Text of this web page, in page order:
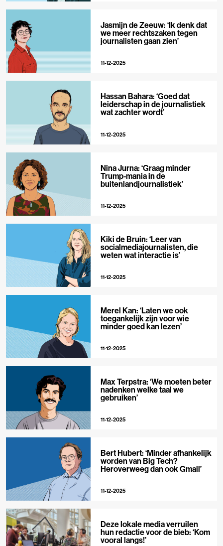
Jasmijn de Zeeuw: ‘Ik denk dat
we meer rechtszaken tegen
journalisten gaan zien’
11-12-2025
Hassan Bahara: ‘Goed dat
leiderschap in de journalistiek
wat zachter wordt’
11-12-2025
Nina Jurna: ‘Graag minder
Trump-mania in de
buitenlandjournalistiek’
11-12-2025
Kiki de Bruin: ‘Leer van
socialmediajournalisten, die
weten wat interactie is’
11-12-2025
Merel Kan: ‘Laten we ook
toegankelijk zijn voor wie
minder goed kan lezen’
11-12-2025
Max Terpstra: ‘We moeten beter
nadenken welke taal we
gebruiken’
11-12-2025
Bert Hubert: ‘Minder afhankelijk
worden van Big Tech?
Heroverweeg dan ook Gmail’
11-12-2025
Deze lokale media verruilen
hun redactie voor de bieb: ‘Kom
vooral langs!’